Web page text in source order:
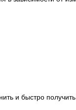
и быстро